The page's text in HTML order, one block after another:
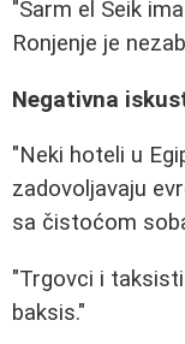
"Šarm el Šeik
Ronjenje je
Negativna
"Neki hoteli u
zadovoljavaju
sa čistoćom
"Trgovci i
baksis."